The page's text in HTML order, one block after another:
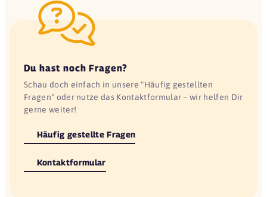
Du hast noch Fragen?
Schau doch einfach in unsere "Häufig gestellten
Fragen" oder nutze das Kontaktformular – wir helfen Dir
gerne weiter!
Häufig gestellte Fragen
Kontaktformular